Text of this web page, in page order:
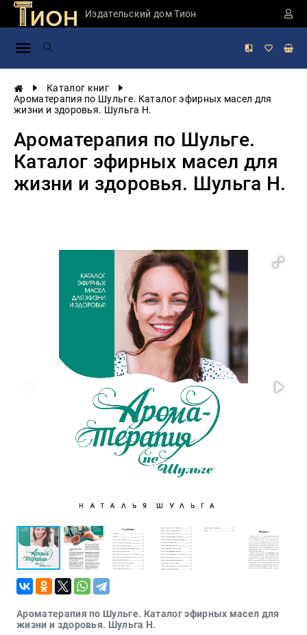
Издательский дом Тион
Каталог книг
Ароматерапия по Шульге. Каталог эфирных масел для
жизни и здоровья. Шульга Н.
Ароматерапия по Шульге.
Каталог эфирных масел для
жизни и здоровья. Шульга Н.
Ароматерапия по Шульге. Каталог эфирных масел для
жизни и здоровья. Шульга Н.
Занимательная
России
Мировая
Экономика
и
Публицистика
Туризм
Разное
Кухня,
гастрономия,
кулинария
Закон